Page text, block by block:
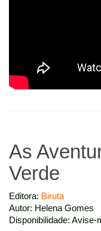
As
Verde
Editora: Biruta
Autor: Helena Gomes
Disponibilidade: Avise-